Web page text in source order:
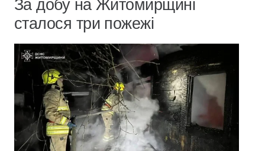
За добу на Житомирщині
сталося три пожежі